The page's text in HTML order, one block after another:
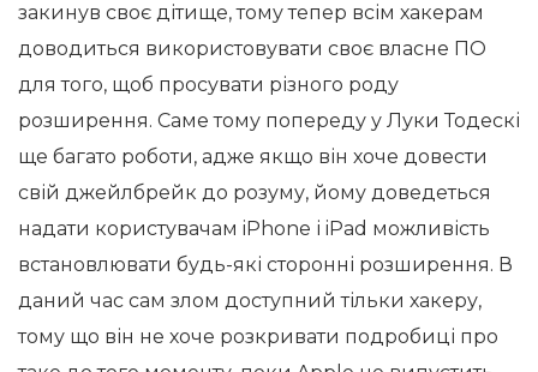
закинув своє дітище, тому тепер всім хакерам
доводиться використовувати своє власне ПО
для того, щоб просувати різного роду
розширення. Саме тому попереду у Луки Тодескі
ще багато роботи, адже якщо він хоче довести
свій джейлбрейк до розуму, йому доведеться
надати користувачам iPhone і iPad можливість
встановлювати будь-які сторонні розширення. В
даний час сам злом доступний тільки хакеру,
тому що він не хоче розкривати подробиці про